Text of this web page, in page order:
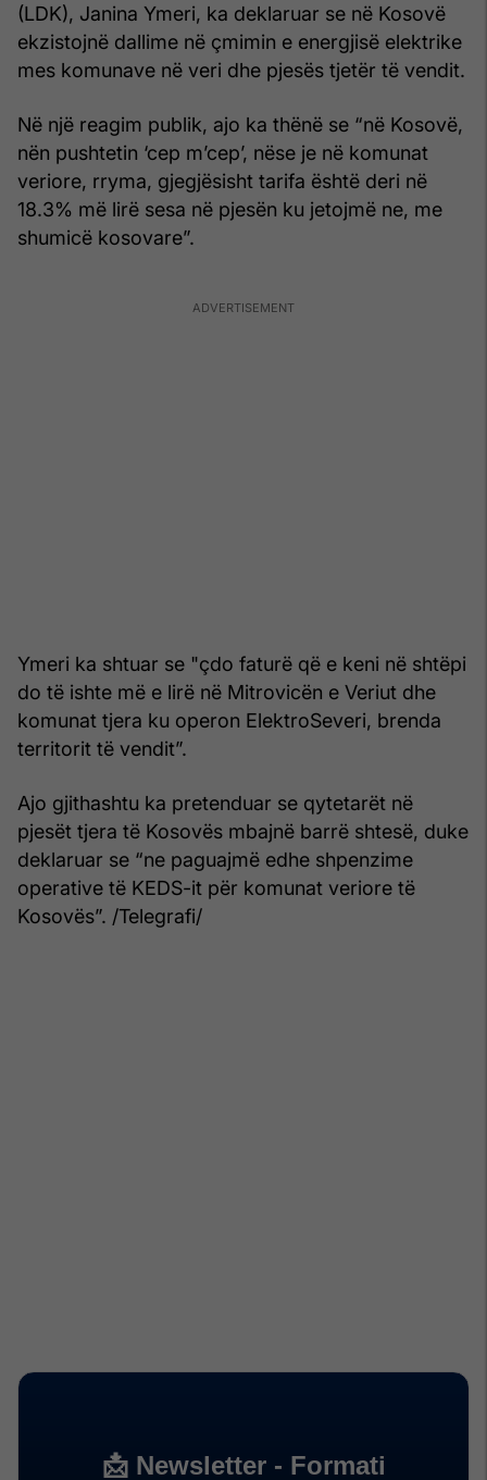
(LDK), Janina Ymeri, ka deklaruar se në Kosovë
ekzistojnë dallime në çmimin e energjisë elektrike
mes komunave në veri dhe pjesës tjetër të vendit.
Në një reagim publik, ajo ka thënë se “në Kosovë,
nën pushtetin ‘cep m’cep’, nëse je në komunat
veriore, rryma, gjegjësisht tarifa është deri në
18.3% më lirë sesa në pjesën ku jetojmë ne, me
shumicë kosovare”.
Ymeri ka shtuar se "çdo faturë që e keni në shtëpi
do të ishte më e lirë në Mitrovicën e Veriut dhe
komunat tjera ku operon ElektroSeveri, brenda
territorit të vendit”.
Ajo gjithashtu ka pretenduar se qytetarët në
pjesët tjera të Kosovës mbajnë barrë shtesë, duke
deklaruar se “ne paguajmë edhe shpenzime
operative të KEDS-it për komunat veriore të
Kosovës”. /Telegrafi/